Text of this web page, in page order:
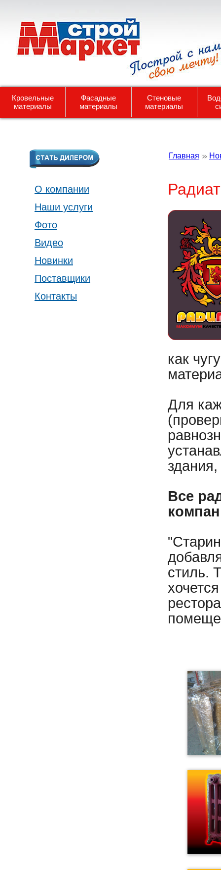
Кровельные
материалы
Фасадные
материалы
Стеновые
материалы
О компании
Наши услуги
Фото
Видео
Новинки
Поставщики
Контакты
Главная
как
Для
Все
стиль.